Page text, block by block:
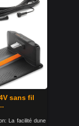
sans fil
La facilité dune